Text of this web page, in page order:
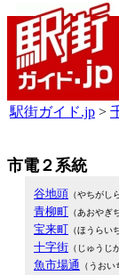
駅街ガイド.jp >
市電２系統
谷地頭 （やちがし
青柳町 （あおやぎ
宝来町 （ほうらい
十字街 （じゅうじ
魚市場通 （うおい